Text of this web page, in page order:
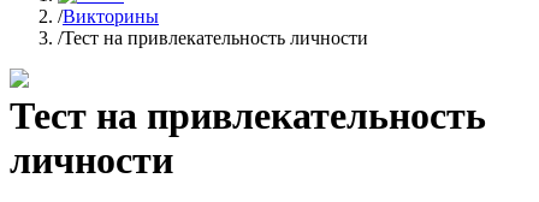
/Викторины
/Тест на привлекательность личности
Тест на привлекательность
личности